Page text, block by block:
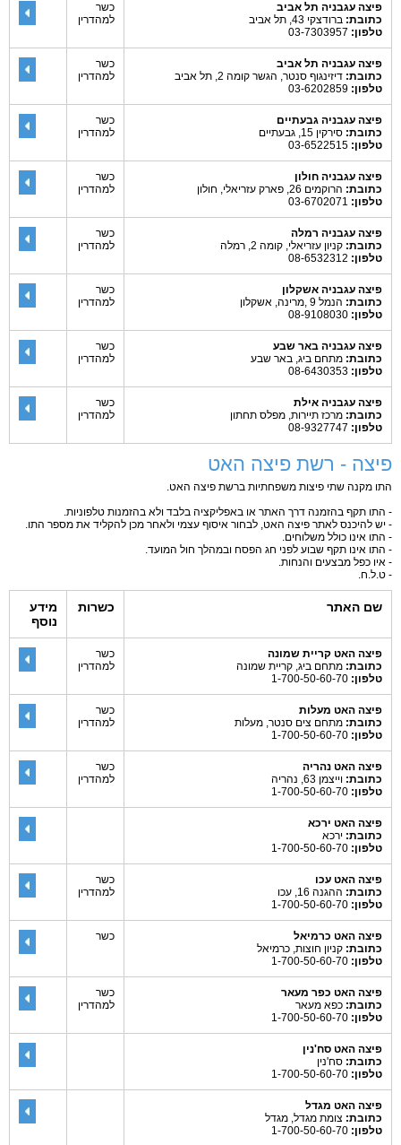
פיצה עגבניה תל אביב
כתובת: ברודצקי 43, תל אביב
טלפון:
כשר
למהדרין
פיצה עגבניה תל אביב
כתובת: דיזינגוף סנטר, הגשר קומה 2, תל אביב
טלפון:
כשר
למהדרין
פיצה עגבניה גבעתיים
כתובת: סירקין 15, גבעתיים
טלפון:
כשר
למהדרין
פיצה עגבניה חולון
כתובת: הרוקמים 26, פארק עזריאלי, חולון
טלפון:
כשר
למהדרין
פיצה עגבניה רמלה
כתובת: קניון עזריאלי, קומה 2, רמלה
טלפון:
כשר
למהדרין
פיצה עגבניה אשקלון
כתובת: הנמל 9 ,מרינה, אשקלון
טלפון:
כשר
למהדרין
פיצה עגבניה באר שבע
כתובת: מתחם ביג, באר שבע
טלפון:
כשר
למהדרין
פיצה עגבניה אילת
כתובת: מרכז תיירות, מפלס תחתון
טלפון:
כשר
למהדרין
פיצה - רשת פיצה האט
התו מקנה שתי פיצות משפחתיות ברשת פיצה האט.
- התו תקף בהזמנה דרך האתר או באפליקציה בלבד ולא בהזמנות טלפוניות.
- יש להיכנס לאתר פיצה האט, לבחור איסוף עצמי ולאחר מכן להקליד את מספר התו.
- התו אינו כולל משלוחים.
- התו אינו תקף שבוע לפני חג הפסח ובמהלך חול המועד.
- איו כפל מבצעים והנחות.
- ט.ל.ח.
שם האתר כשרות
מידע
נוסף
פיצה האט קריית שמונה
כתובת: מתחם ביג, קריית שמונה
טלפון:
כשר
למהדרין
פיצה האט מעלות
כתובת: מתחם צים סנטר, מעלות
טלפון:
כשר
למהדרין
פיצה האט נהריה
כתובת: וייצמן 63, נהריה
טלפון:
כשר
למהדרין
פיצה האט ירכא
כתובת: ירכא
טלפון:
פיצה האט עכו
כתובת: ההגנה 16, עכו
טלפון:
כשר
למהדרין
פיצה האט כרמיאל
כתובת: קניון חוצות, כרמיאל
טלפון:
כשר
פיצה האט כפר מעאר
כתובת: כפא מעאר
טלפון:
כשר
למהדרין
פיצה האט סח'נין
כתובת: סח'נין
טלפון:
פיצה האט מגדל
כתובת: צומת מגדל, מגדל
טלפון: